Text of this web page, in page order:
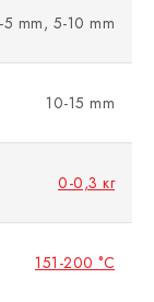
5 mm, 5-10 mm
10-15 mm
0-0,3 кг
151-200 °C